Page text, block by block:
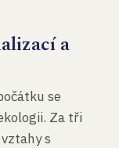
a
se
Za tři
s